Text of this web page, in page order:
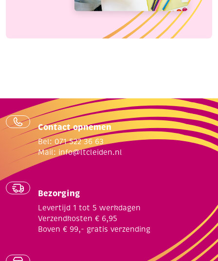
Contact opnemen
Bel: 071 522 36 63
Mail: info@ltcleiden.nl
Bezorging
Levertijd 1 tot 5 werkdagen
Verzendkosten € 6,95
Boven € 99,- gratis verzending